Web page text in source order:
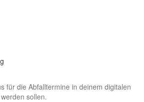
für die Abfalltermine in deinem digitalen
sollen.